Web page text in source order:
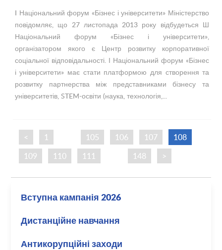
I Національний форум «Бізнес і університети» Міністерство
повідомляє, що 27 листопада 2013 року відбудеться Ш
Національний форум «Бізнес і університети»,
організатором якого є Центр розвитку корпоративної
соціальної відповідальності. І Національний форум «Бізнес
і університети» має стати платформою для створення та
розвитку партнерства між представниками бізнесу та
університетів, STEM-освіти (наука, технологія,...
< 1 105 106 107
108
109
110 111 148 >
Вступна кампанія 2026
Дистанційне навчання
Антикорупційні заходи